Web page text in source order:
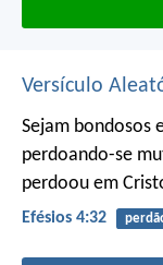
Versículo
Sejam bondosos
perdoando-se
perdoou em
Efésios 4:32